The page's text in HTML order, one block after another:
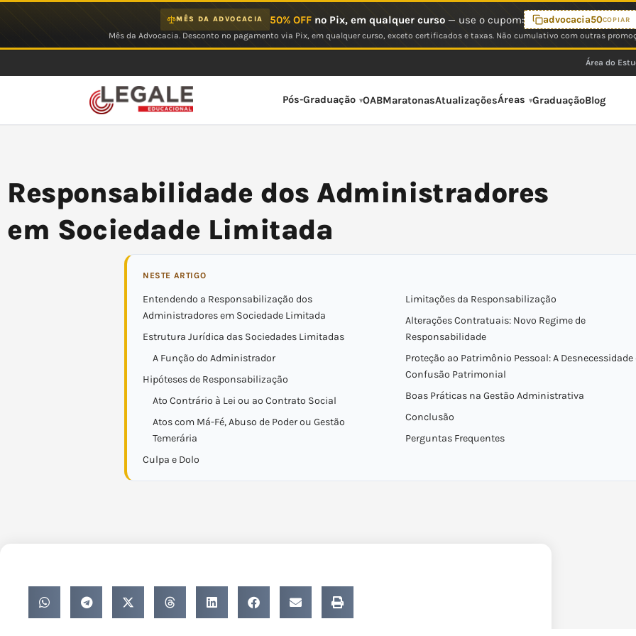
MÊS DA ADVOCACIA 50% OFFno Pix, em qualquer curso— use o cupom: advocacia50COPIAR
Mês da Advocacia. Desconto no pagamento via Pix, em qualquer curso, exceto certificados e taxas. Não cumulativo com outras
Área do
Pós-Graduação OABMaratonasAtualizaçõesÁreas GraduaçãoBlog
Responsabilidade dos Administradores
em Sociedade Limitada
NESTE ARTIGO
Entendendo a Responsabilização dos
Administradores em Sociedade Limitada
Estrutura Jurídica das Sociedades Limitadas
A Função do Administrador
Hipóteses de Responsabilização
Ato Contrário à Lei ou ao Contrato Social
Atos com Má-Fé, Abuso de Poder ou Gestão
Temerária
Culpa e Dolo
Limitações da Responsabilização
Alterações Contratuais: Novo Regime de
Responsabilidade
Proteção ao Patrimônio Pessoal: A Desnecessidade
Confusão Patrimonial
Boas Práticas na Gestão Administrativa
Conclusão
Perguntas Frequentes